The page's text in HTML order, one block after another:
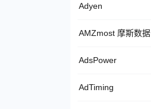
Adyen
AMZmost 摩斯数据
AdsPower
AdTiming